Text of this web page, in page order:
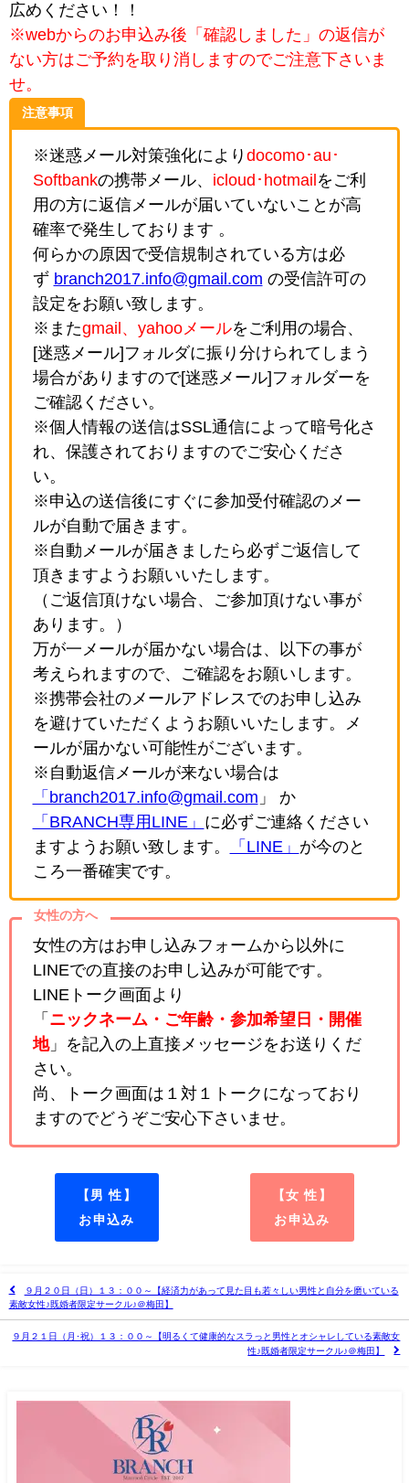
広めください！！
※webからのお申込み後「確認しました」の返信が
ない方はご予約を取り消しますのでご注意下さいま
せ。
注意事項
※迷惑メール対策強化により docomo･au･
Softbankの携帯メール、 icloud･hotmail をご利
用の方に返信メールが届いていないことが高
確率で発生しております 。
何らかの原因で受信規制されている方は必
ず branch2017.info@gmail.com の受信許可の
設定をお願い致します。
※またgmail、yahooメールをご利用の場合、
[迷惑メール]フォルダに振り分けられてしまう
場合がありますので[迷惑メール]フォルダーを
ご確認ください。
※個人情報の送信はSSL通信によって暗号化さ
れ、保護されておりますのでご安心くださ
い。
※申込の送信後にすぐに参加受付確認のメー
ルが自動で届きます。
※自動メールが届きましたら必ずご返信して
頂きますようお願いいたします。
（ご返信頂けない場合、ご参加頂けない事が
あります。）
万が一メールが届かない場合は、以下の事が
考えられますので、ご確認をお願いします。
※携帯会社のメールアドレスでのお申し込み
を避けていただくようお願いいたします。メ
ールが届かない可能性がございます。
※自動返信メールが来ない場合は
「branch2017.info@gmail.com 」 か
「BRANCH専用LINE」 に必ずご連絡ください
ますようお願い致します。
「LINE」 が今のと
ころ一番確実です。
女性の方へ
女性の方はお申し込みフォームから以外に
LINEでの直接のお申し込みが可能です。
LINEトーク画面より
「 ニックネーム・ご年齢・参加希望日・開催
地」を記入の上直接メッセージをお送りくだ
さい。
尚、トーク画面は１対１トークになっており
ますのでどうぞご安心下さいませ。
【男 性】
お申込み
【女 性】
お申込み
９月２０日（日）１３：００～【経済力があって見た目も若々しい男性と自分を磨いている
素敵女性♪既婚者限定サークル♪＠梅田】
９月２１日（月･祝）１３：００～【明るくて健康的なスラっと男性とオシャレしている素敵女
性♪既婚者限定サークル♪＠梅田】